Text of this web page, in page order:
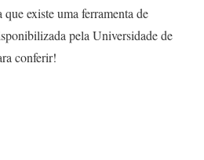
existe uma ferramenta de
pela Universidade de
conferir!